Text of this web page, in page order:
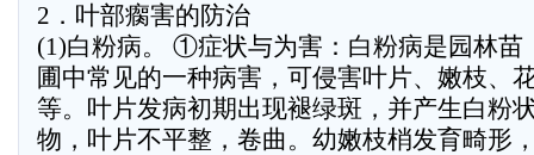
2．叶部瘸害的防治
(1)白粉病。 ①症状与为害：白粉病是园林苗
圃中常见的一种病害，可侵害叶片、嫩枝、
等。叶片发病初期出现褪绿斑，并产生白粉
物，叶片不平整，卷曲。幼嫩枝梢发育畸形